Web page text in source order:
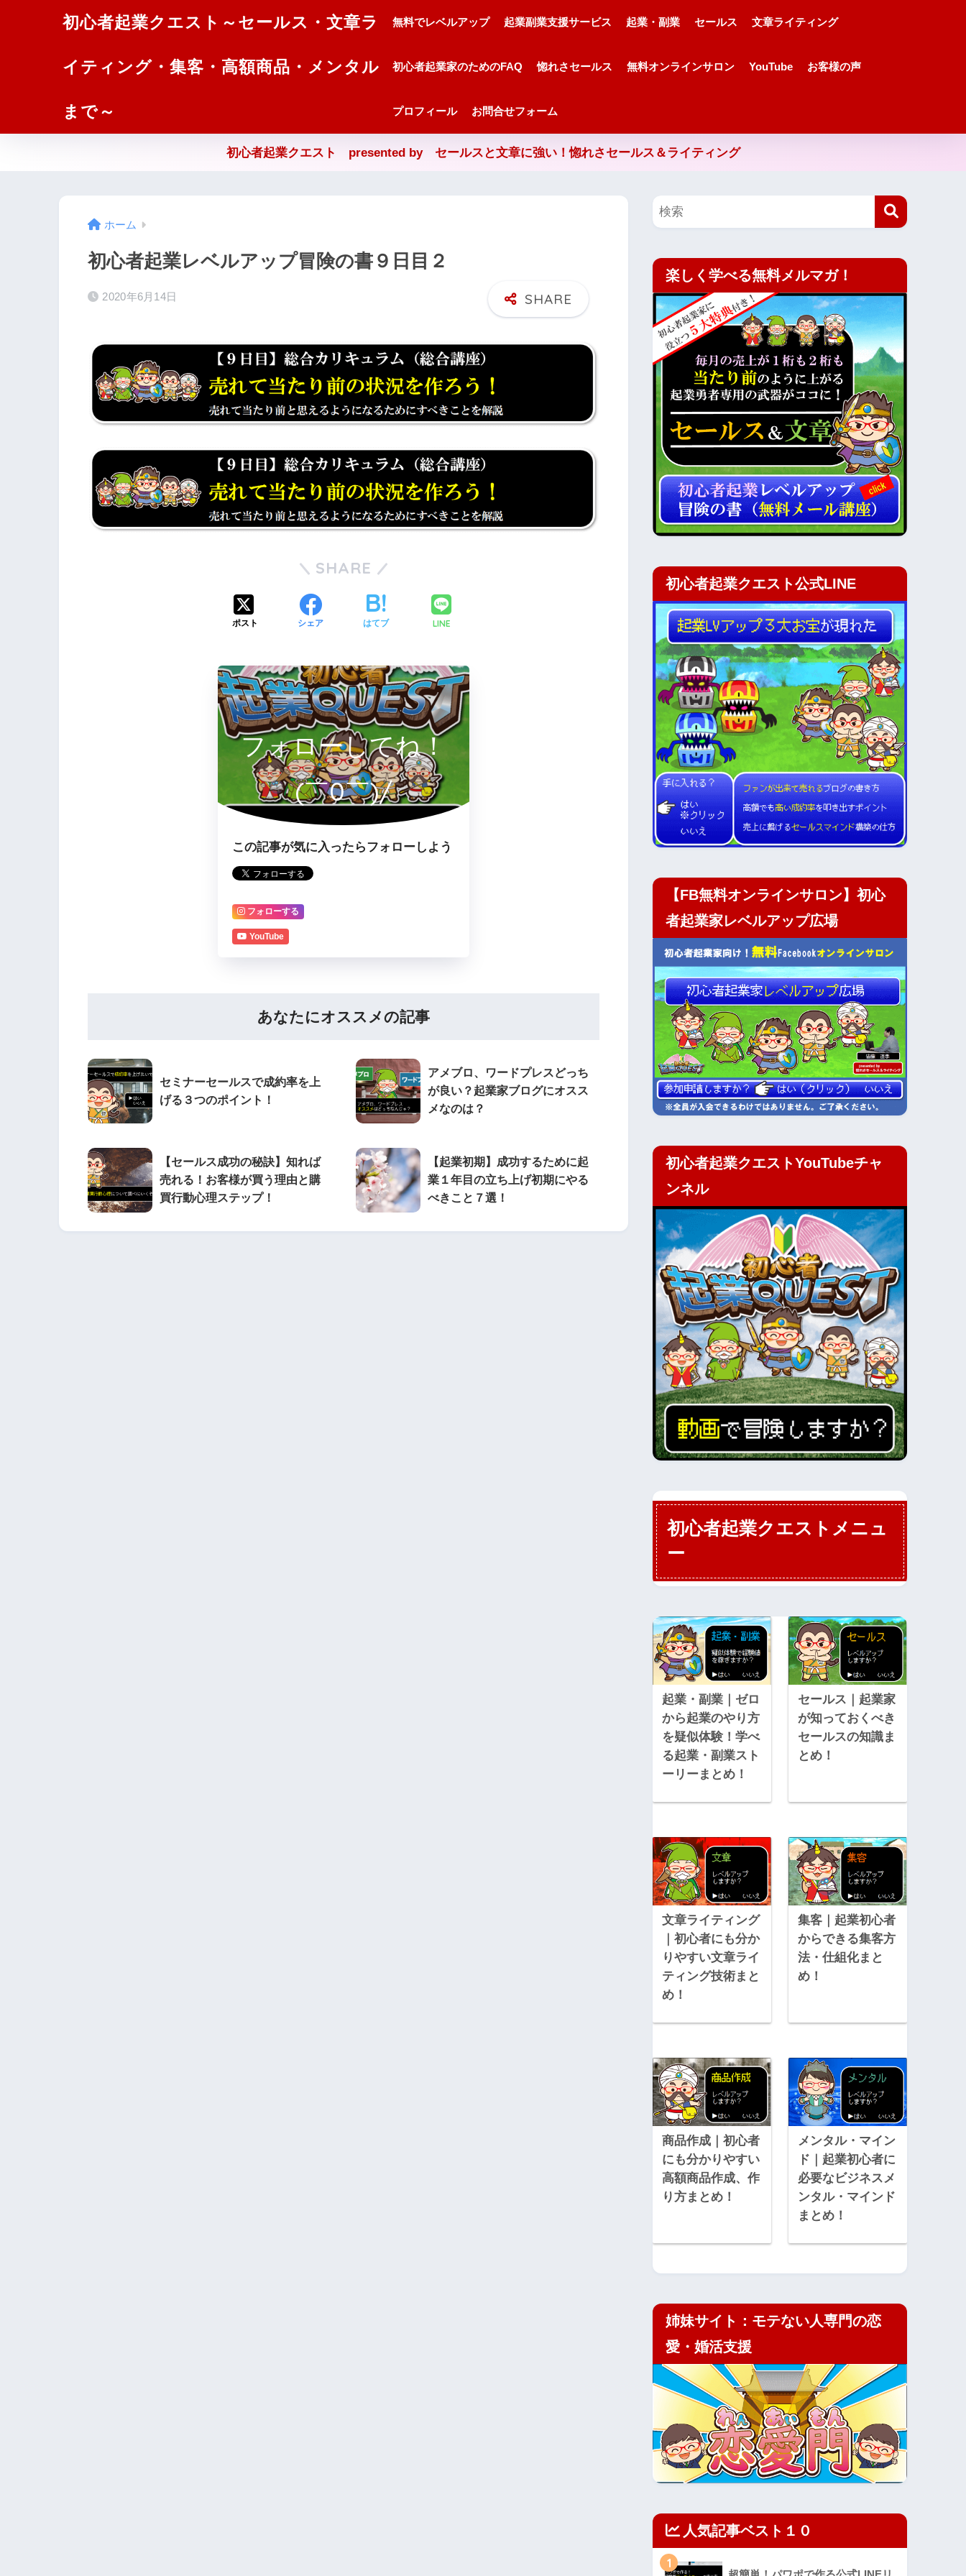
初心者起業クエスト～セールス・文章ラ
イティング・集客・高額商品・メンタル
まで～
無料でレベルアップ 起業副業支援サービス 起業・副業 セールス 文章ライティング
初心者起業家のためのFAQ 惚れさセールス 無料オンラインサロン YouTube お客様の声
プロフィール お問合せフォーム
初心者起業クエスト presented by セールスと文章に強い！惚れさセールス＆ライティング
ホーム
初心者起業レベルアップ冒険の書９日目２
2020年6月14日
SHARE
ポスト シェア はてブ LINE
フォローしてね！
(￣0￣)/
この記事が気に入ったらフォローしよう
フォローする
YouTube
あなたにオススメの記事
セミナーセールスで成約率を上
げる３つのポイント！
アメブロ、ワードプレスどっち
が良い？起業家ブログにオスス
メなのは？
【セールス成功の秘訣】知れば
売れる！お客様が買う理由と購
買行動心理ステップ！
【起業初期】成功するために起
業１年目の立ち上げ初期にやる
べきこと７選！
楽しく学べる無料メルマガ！
初心者起業クエスト公式LINE
【FB無料オンラインサロン】初心
者起業家レベルアップ広場
初心者起業クエストYouTubeチャ
ンネル
初心者起業クエストメニュ
ー
起業・副業｜ゼロ
から起業のやり方
を疑似体験！学べ
る起業・副業スト
ーリーまとめ！
セールス｜起業家
が知っておくべき
セールスの知識ま
とめ！
文章ライティング
｜初心者にも分か
りやすい文章ライ
ティング技術まと
め！
集客｜起業初心者
からできる集客方
法・仕組化まと
め！
商品作成｜初心者
にも分かりやすい
高額商品作成、作
り方まとめ！
メンタル・マイン
ド｜起業初心者に
必要なビジネスメ
ンタル・マインド
まとめ！
姉妹サイト：モテない人専門の恋
愛・婚活支援
人気記事ベスト１０
1